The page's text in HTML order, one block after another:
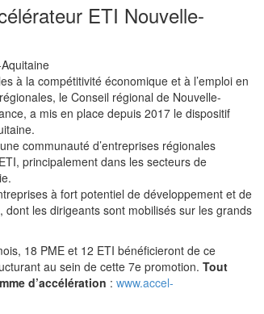
ETI Nouvelle-
à la compétitivité économique et à l’emploi en
le Conseil régional de Nouvelle-
a mis en place depuis 2017 le dispositif
communauté d’entreprises régionales
principalement dans les secteurs de
à fort potentiel de développement et de
dont les dirigeants sont mobilisés sur les grands
18 PME et 12 ETI bénéficieront de ce
au sein de cette 7e promotion. Tout
d’accélération : www.accel-